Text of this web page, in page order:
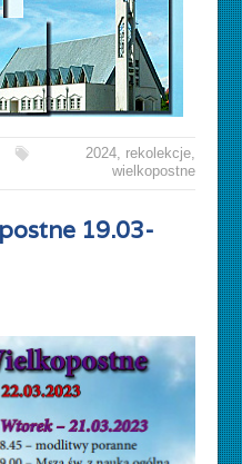
2024, rekolekcje,
wielkopostne
19.03-